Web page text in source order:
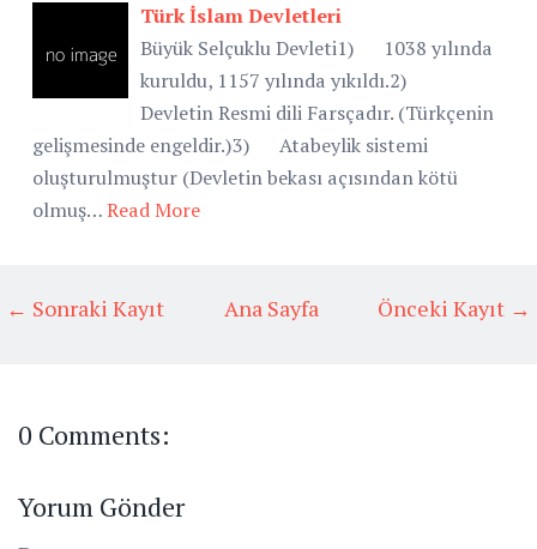
Türk İslam Devletleri
Büyük Selçuklu Devleti1) 1038 yılında
kuruldu, 1157 yılında yıkıldı.2)
Devletin Resmi dili Farsçadır. (Türkçenin
gelişmesinde engeldir.)3) Atabeylik sistemi
oluşturulmuştur (Devletin bekası açısından kötü
olmuş…Read More
← Sonraki Kayıt Önceki Kayıt →
Ana Sayfa
0 Comments:
Yorum Gönder